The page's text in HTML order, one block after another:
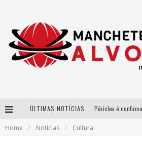
ÚLTIMAS NOTÍCIAS
Home Notícias Cultura